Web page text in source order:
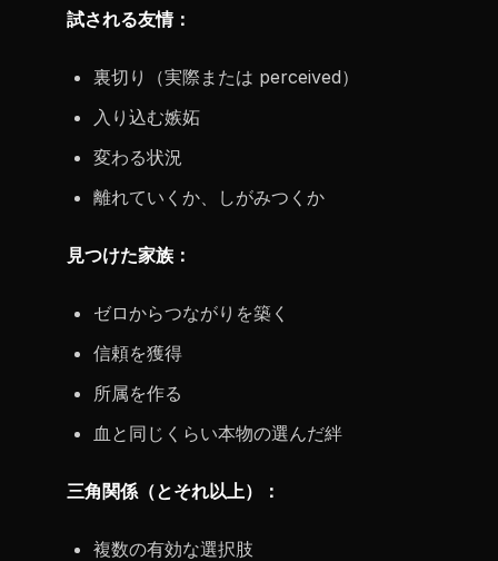
試される友情：
裏切り（実際または perceived）
入り込む嫉妬
変わる状況
離れていくか、しがみつくか
見つけた家族：
ゼロからつながりを築く
信頼を獲得
所属を作る
血と同じくらい本物の選んだ絆
三角関係（とそれ以上）：
複数の有効な選択肢